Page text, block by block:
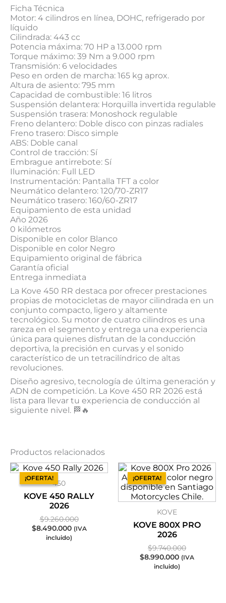
Ficha Técnica
Motor: 4 cilindros en línea, DOHC, refrigerado por
líquido
Cilindrada: 443 cc
Potencia máxima: 70 HP a 13.000 rpm
Torque máximo: 39 Nm a 9.000 rpm
Transmisión: 6 velocidades
Peso en orden de marcha: 165 kg aprox.
Altura de asiento: 795 mm
Capacidad de combustible: 16 litros
Suspensión delantera: Horquilla invertida regulable
Suspensión trasera: Monoshock regulable
Freno delantero: Doble disco con pinzas radiales
Freno trasero: Disco simple
ABS: Doble canal
Control de tracción: Sí
Embrague antirrebote: Sí
Iluminación: Full LED
Instrumentación: Pantalla TFT a color
Neumático delantero: 120/70-ZR17
Neumático trasero: 160/60-ZR17
Equipamiento de esta unidad
Año 2026
0 kilómetros
Disponible en color Blanco
Disponible en color Negro
Equipamiento original de fábrica
Garantía oficial
Entrega inmediata
La Kove 450 RR destaca por ofrecer prestaciones
propias de motocicletas de mayor cilindrada en un
conjunto compacto, ligero y altamente
tecnológico. Su motor de cuatro cilindros es una
rareza en el segmento y entrega una experiencia
única para quienes disfrutan de la conducción
deportiva, la precisión en curvas y el sonido
característico de un tetracilíndrico de altas
revoluciones.
Diseño agresivo, tecnología de última generación y
ADN de competición. La Kove 450 RR 2026 está
lista para llevar tu experiencia de conducción al
siguiente nivel. 🏁🔥
Productos relacionados
¡OFERTA!
¡OFERTA!
450
KOVE 450 RALLY
2026
$9.260.000
El
precio
era:
$9.260.000.
$8.490.000
El
precio
es:
(IVA
incluido)
¡OFERTA!
¡OFERTA!
KOVE
KOVE 800X PRO
2026
$9.740.000
El
precio
original
era:
$9.740.000.
$8.990.000
El
precio
actual
es:
$8.990.000.
(IVA
incluido)